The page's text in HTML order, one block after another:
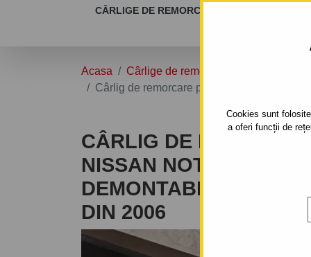
Cookies sunt
a oferi funcții de
CÂRLIGE DE REMORCARE
Acasa Cârlige de remorcare
Cârlig de remorcare pentru Nissan NOTE -
CÂRLIG DE
NISSAN NOTE - ( E 11 )
DEMONTABIL
DIN 2006